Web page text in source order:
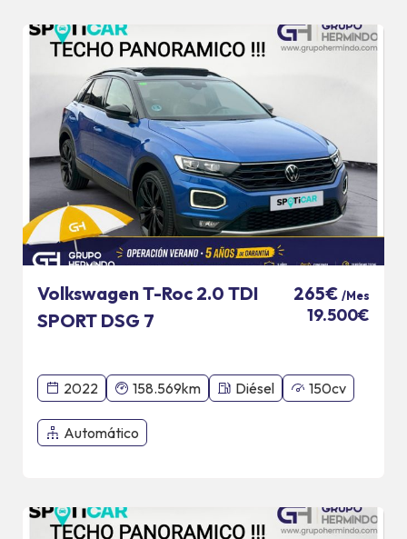
Volkswagen T-Roc 2.0 TDI
SPORT DSG 7
265€ /Mes
19.500€
2022 158.569km Diésel 150cv
Automático